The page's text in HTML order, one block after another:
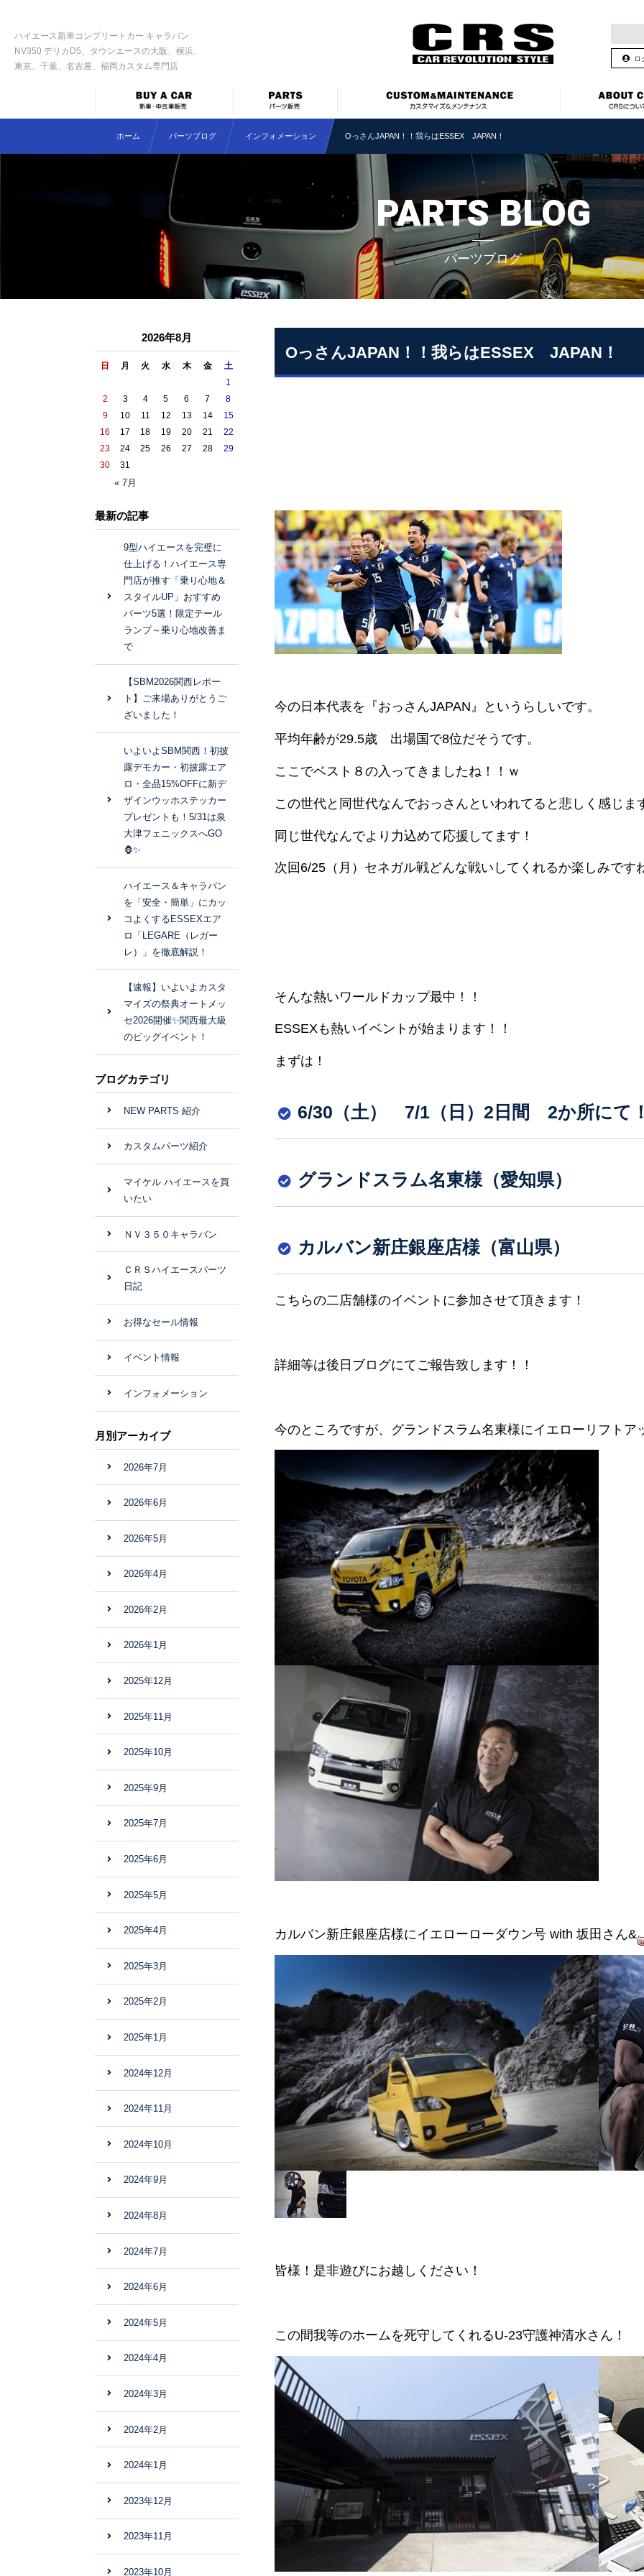
ハイエース新車コンプリートカー キャラバン
NV350 デリカD5、タウンエースの大阪、横浜、
東京、千葉、名古屋、福岡カスタム専門店
ロ
ホーム パーツブログ インフォメーション OっさんJAPAN！！我らはESSEX JAPAN！
PARTS BLOG
パーツブログ
OっさんJAPAN！！我らはESSEX JAPAN！
今の日本代表を『おっさんJAPAN』というらしいです。
平均年齢が29.5歳 出場国で8位だそうです。
ここでベスト８の入ってきましたね！！ｗ
この世代と同世代なんでおっさんといわれてると悲しく感じま
同じ世代なんでより力込めて応援してます！
次回6/25（月）セネガル戦どんな戦いしてくれるか楽しみです
そんな熱いワールドカップ最中！！
ESSEXも熱いイベントが始まります！！
まずは！
6/30（土） 7/1（日）2日間 2か所にて！
グランドスラム名東様（愛知県）
カルバン新庄銀座店様（富山県）
こちらの二店舗様のイベントに参加させて頂きます！
詳細等は後日ブログにてご報告致します！！
今のところですが、グランドスラム名東様にイエローリフト
カルバン新庄銀座店様にイエローローダウン号 with 坂田さん&
皆様！是非遊びにお越しください！
この間我等のホームを死守してくれるU-23守護神清水さん！
2026年8月
日 月 火 水 木 金 土
« 7月
1
2
3 4 5 6 7
8
9
10 11 12 13 14
15
16
17 18 19 20 21
22
23
24 25 26 27 28
29
30
31
最新の記事
9型ハイエースを完璧に
仕上げる！ハイエース専
門店が推す「乗り心地＆
スタイルUP」おすすめ
パーツ5選！限定テール
ランプ～乗り心地改善ま
で
【SBM2026関西レポー
ト】ご来場ありがとうご
ざいました！
いよいよSBM関西！初披
露デモカー・初披露エア
ロ・全品15%OFFに新デ
ザインウッホステッカー
プレゼントも！5/31は泉
大津フェニックスへGO
🦍✨
ハイエース＆キャラバン
を「安全・簡単」にカッ
コよくするESSEXエア
ロ「LEGARE（レガー
レ）」を徹底解説！
【速報】いよいよカスタ
マイズの祭典オートメッ
セ2026開催✨関西最大級
のビッグイベント！
ブログカテゴリ
NEW PARTS 紹介
カスタムパーツ紹介
マイケル ハイエースを買
いたい
ＮＶ３５０キャラバン
ＣＲＳハイエースパーツ
日記
お得なセール情報
イベント情報
インフォメーション
月別アーカイブ
2026年7月
2026年6月
2026年5月
2026年4月
2026年2月
2026年1月
2025年12月
2025年11月
2025年10月
2025年9月
2025年7月
2025年6月
2025年5月
2025年4月
2025年3月
2025年2月
2025年1月
2024年12月
2024年11月
2024年10月
2024年9月
2024年8月
2024年7月
2024年6月
2024年5月
2024年4月
2024年3月
2024年2月
2024年1月
2023年12月
2023年11月
2023年10月